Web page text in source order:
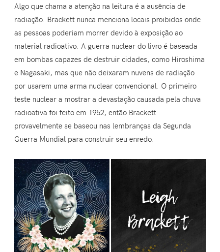
Algo que chama a atenção na leitura é a ausência de
radiação. Brackett nunca menciona locais proibidos onde
as pessoas poderiam morrer devido à exposição ao
material radioativo. A guerra nuclear do livro é baseada
em bombas capazes de destruir cidades, como Hiroshima
e Nagasaki, mas que não deixaram nuvens de radiação
por usarem uma arma nuclear convencional. O primeiro
teste nuclear a mostrar a devastação causada pela chuva
radioativa foi feito em 1952, então Brackett
provavelmente se baseou nas lembranças da Segunda
Guerra Mundial para construir seu enredo.